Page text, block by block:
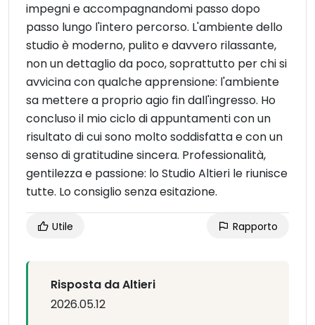
impegni e accompagnandomi passo dopo
passo lungo l'intero percorso. L'ambiente dello
studio è moderno, pulito e davvero rilassante,
non un dettaglio da poco, soprattutto per chi si
avvicina con qualche apprensione: l'ambiente
sa mettere a proprio agio fin dall'ingresso. Ho
concluso il mio ciclo di appuntamenti con un
risultato di cui sono molto soddisfatta e con un
senso di gratitudine sincera. Professionalità,
gentilezza e passione: lo Studio Altieri le riunisce
tutte. Lo consiglio senza esitazione.
Utile Rapporto
Risposta da Altieri
2026.05.12